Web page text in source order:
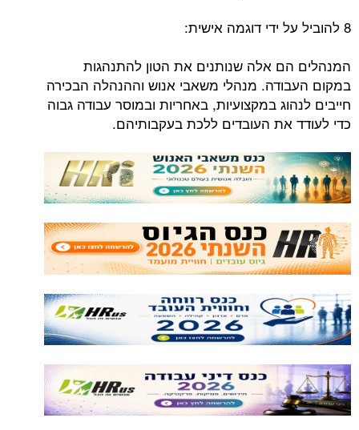
8 להוביל על ידי דוגמה אישית:
המנהלים הם אלה שנותנים את הטון להתנהגות
במקום העבודה. מנהלי משאבי אנוש וההנהלה הבכירה
חייבים לנהוג במקצועיות, באחריות ובמוסר עבודה גבוה
כדי לעודד את העובדים ללכת בעקבותיהם.